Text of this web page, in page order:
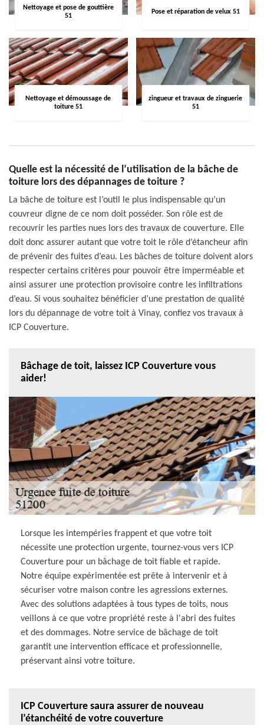
Nettoyage et pose de gouttière
51
Pose et réparation de velux 51
Nettoyage et démoussage de
toiture 51
zingueur et travaux de zinguerie
51
Quelle est la nécessité de l’utilisation de la bâche de
toiture lors des dépannages de toiture ?
La bâche de toiture est l’outil le plus indispensable qu’un
couvreur digne de ce nom doit posséder. Son rôle est de
recouvrir les parties nues lors des travaux de couverture. Elle
doit donc assurer autant que votre toit le rôle d’étancheur afin
de prévenir des fuites d’eau. Les bâches de toiture doivent alors
respecter certains critères pour pouvoir être imperméable et
ainsi assurer une protection provisoire contre les infiltrations
d’eau. Si vous souhaitez bénéficier d’une prestation de qualité
lors du dépannage de votre toit à Vinay, confiez vos travaux à
ICP Couverture.
Bâchage de toit, laissez ICP Couverture vous
aider!
Lorsque les intempéries frappent et que votre toit
nécessite une protection urgente, tournez-vous vers ICP
Couverture pour un bâchage de toit fiable et rapide.
Notre équipe expérimentée est prête à intervenir et à
sécuriser votre maison contre les agressions externes.
Avec des solutions adaptées à tous types de toits, nous
veillons à ce que votre propriété reste à l'abri des fuites
et des dommages. Notre service de bâchage de toit
garantit une intervention efficace et professionnelle,
préservant ainsi votre toiture.
ICP Couverture saura assurer de nouveau
l’étanchéité de votre couverture